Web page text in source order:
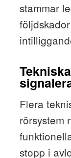
stammar
Flera
rörsystem
stopp i